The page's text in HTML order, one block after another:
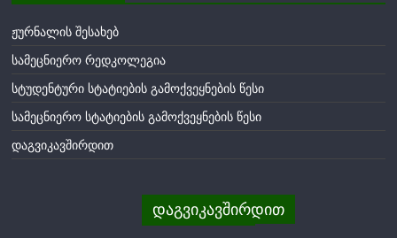
ჟურნალის შესახებ
სამეცნიერო რედკოლეგია
სტუდენტური სტატიების გამოქვეყნების წესი
სამეცნიერო სტატიების გამოქვეყნების წესი
დაგვიკავშირდით
დაგვიკავშირდით